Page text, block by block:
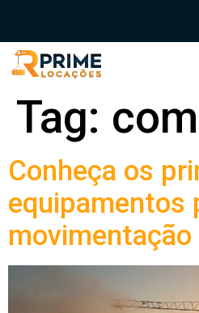
Tag:
Conheça os
equipamentos
movimentação